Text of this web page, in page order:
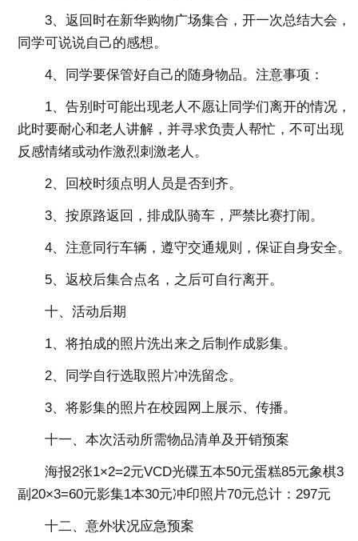
3、返回时在新华购物广场集合，开一次总结大会，
同学可说说自己的感想。
4、同学要保管好自己的随身物品。注意事项：
1、告别时可能出现老人不愿让同学们离开的情况，
此时要耐心和老人讲解，并寻求负责人帮忙，不可出现
反感情绪或动作激烈刺激老人。
2、回校时须点明人员是否到齐。
3、按原路返回，排成队骑车，严禁比赛打闹。
4、注意同行车辆，遵守交通规则，保证自身安全。
5、返校后集合点名，之后可自行离开。
十、活动后期
1、将拍成的照片洗出来之后制作成影集。
2、同学自行选取照片冲洗留念。
3、将影集的照片在校园网上展示、传播。
十一、本次活动所需物品清单及开销预案
海报2张1×2=2元VCD光碟五本50元蛋糕85元象棋3
副20×3=60元影集1本30元冲印照片70元总计：297元
十二、意外状况应急预案